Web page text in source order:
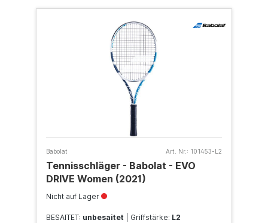
Babolat Art. Nr.: 101453-L2
Tennisschläger - Babolat - EVO
DRIVE Women (2021)
Nicht auf Lager
BESAITET: unbesaitet | Griffstärke: L2